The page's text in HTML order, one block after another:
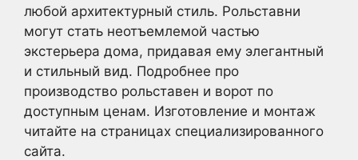
любой архитектурный стиль. Рольставни
могут стать неотъемлемой частью
экстерьера дома, придавая ему элегантный
и стильный вид. Подробнее про
производство рольставен и ворот по
доступным ценам. Изготовление и монтаж
читайте на страницах специализированного
сайта.